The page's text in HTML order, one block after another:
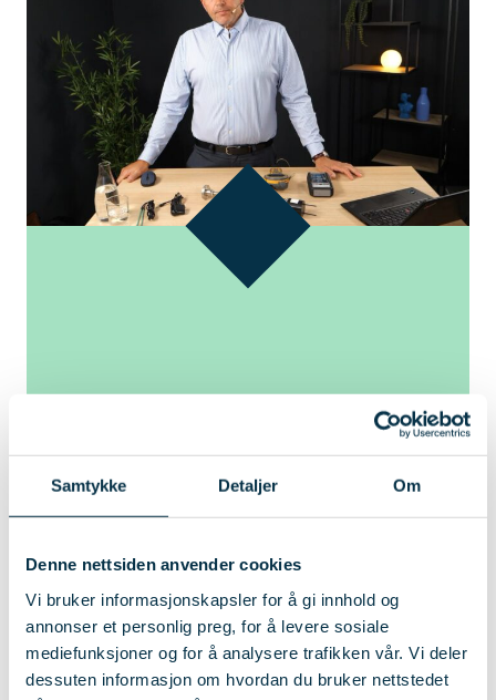
Samtykke Detaljer Om
Denne nettsiden anvender cookies
Vi bruker informasjonskapsler for å gi innhold og
annonser et personlig preg, for å levere sosiale
mediefunksjoner og for å analysere trafikken vår. Vi deler
dessuten informasjon om hvordan du bruker nettstedet
Underviser på kurset
med fuktproblematikk fra
forretningsutvikler i VIS Forsikring.